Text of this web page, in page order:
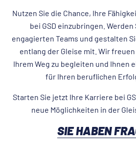
Nutzen Sie die Chance, Ihre
bei GSD einzubringen.
engagierten Teams und gestalten
entlang der Gleise mit. Wir
Ihrem Weg zu begleiten und Ihnen
für Ihren beruflichen
Starten Sie jetzt Ihre Karriere bei
neue Möglichkeiten in der
SIE HABEN